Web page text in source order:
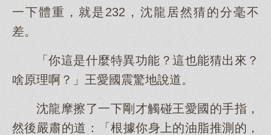
一下體重，就是232，沈龍居然猜的分毫不
差。
「你這是什麼特異功能？這也能猜出來？
啥原理啊？」王愛國震驚地說道。
沈龍摩擦了一下剛才觸碰王愛國的手指，
然後嚴肅的道：「根據你身上的油脂推測的，